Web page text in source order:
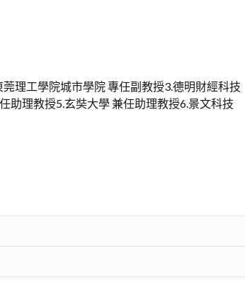
理工學院城市學院 專任副教授3.德明財經科技
助理教授5.玄奘大學 兼任助理教授6.景文科技